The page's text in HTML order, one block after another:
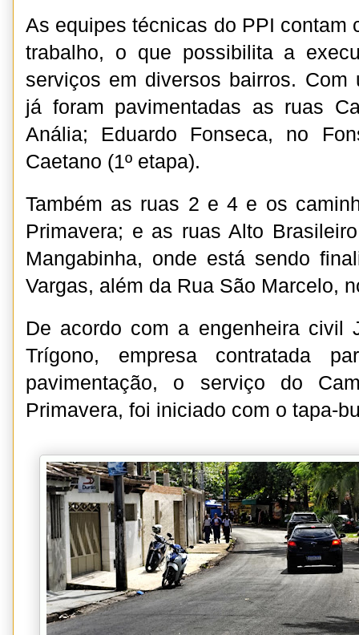
As equipes técnicas do PPI contam
trabalho, o que possibilita a
serviços em diversos bairros. Com
já foram pavimentadas as ruas
Anália; Eduardo Fonseca, no
Caetano (1º etapa).
Também as ruas 2 e 4 e os
Primavera; e as ruas Alto
Mangabinha, onde está sendo
Vargas, além da Rua São Marcelo,
De acordo com a engenheira civil
Trígono, empresa contratada
pavimentação, o serviço do
Primavera, foi iniciado com o tapa-